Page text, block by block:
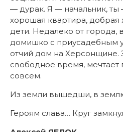
— дурак. Я — начальник,
хорошая квартира,
дети. Недалеко от города,
домишко с приусадебным
отчий дом на Херсонщине.
свободное время, мечтает
совсем.
Из земли вышедши, в
Героям слава… Круг